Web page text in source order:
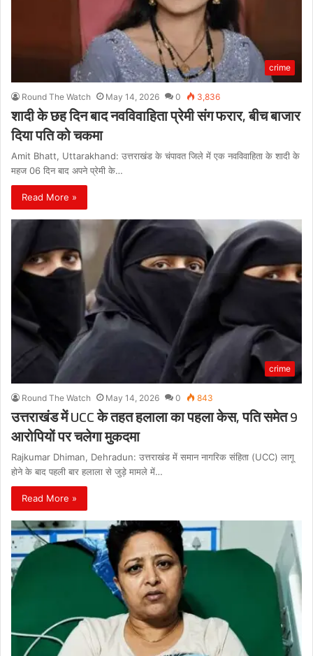
crime
Round The Watch May 14, 2026 0 3,836
शादी के छह दिन बाद नवविवाहिता प्रेमी संग फरार, बीच बाजार
दिया पति को चकमा
Amit Bhatt, Uttarakhand: उत्तराखंड के चंपावत जिले में एक नवविवाहिता के शादी के
महज 06 दिन बाद अपने प्रेमी के…
Read More »
crime
Round The Watch May 14, 2026 0 843
उत्तराखंड में UCC के तहत हलाला का पहला केस, पति समेत 9
आरोपियों पर चलेगा मुकदमा
Rajkumar Dhiman, Dehradun: उत्तराखंड में समान नागरिक संहिता (UCC) लागू
होने के बाद पहली बार हलाला से जुड़े मामले में…
Read More »